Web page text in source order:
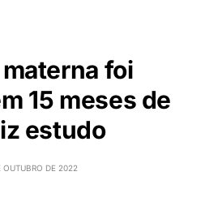
foi
15 meses de
estudo
OUTUBRO DE 2022